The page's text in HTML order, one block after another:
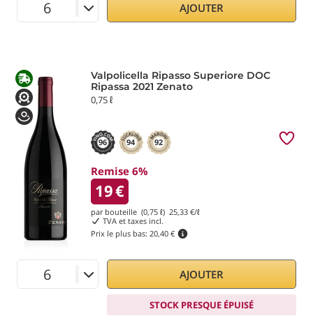
AJOUTER
Valpolicella Ripasso Superiore DOC
Ripassa 2021 Zenato
0,75 ℓ
96 94 92
Remise 6%
19€
par bouteille (0,75 ℓ) 25,33 €/ℓ
TVA et taxes incl.
Prix le plus bas: 20,40 €
AJOUTER
STOCK PRESQUE ÉPUISÉ